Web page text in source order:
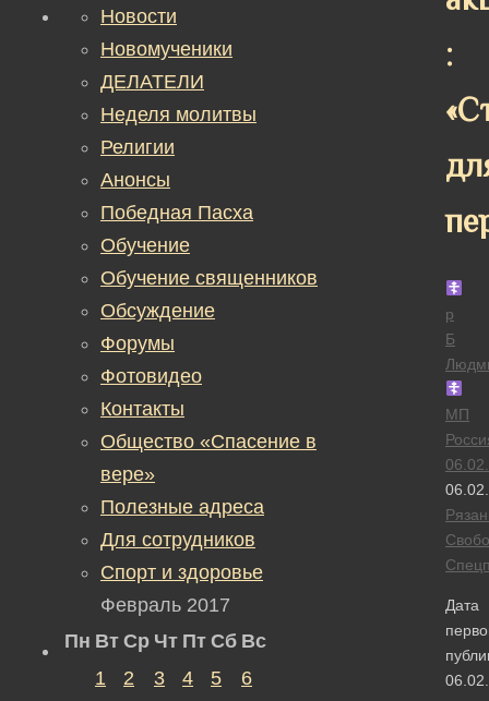
:
р
Б
МП
Дата
Новости
Новомученики
ДЕЛАТЕЛИ
Неделя молитвы
Религии
Анонсы
Победная Пасха
Обучение
Обучение священников
Обсуждение
Форумы
Фотовидео
Контакты
Общество «Спасение в
вере»
Полезные адреса
Для сотрудников
Спорт и здоровье
Февраль 2017
Пн Вт Ср Чт Пт Сб Вс
1
2 3 4 5 6